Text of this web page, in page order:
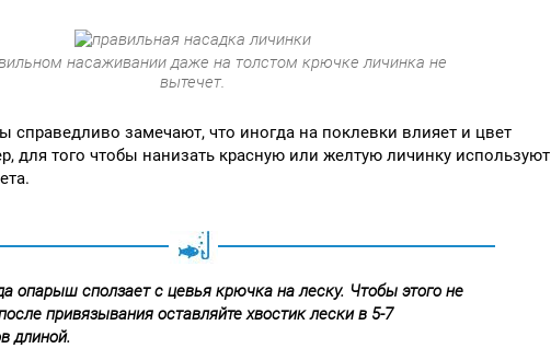
насаживании даже на толстом крючке личинка не
вытечет.
справедливо замечают, что иногда на поклевки влияет и цвет
для того чтобы нанизать красную или желтую личинку используют
опарыш сползает с цевья крючка на леску. Чтобы этого не
привязывания оставляйте хвостик лески в 5-7
длиной.